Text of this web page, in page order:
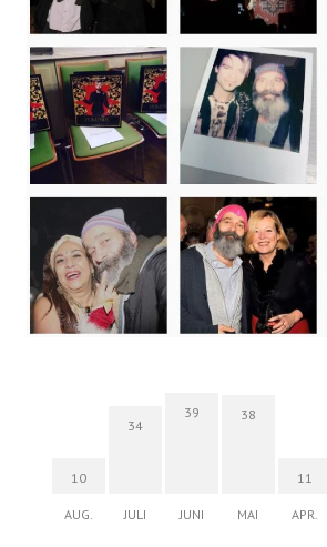
10
AUG.
34
JULI
39
JUNI
38
MAI
11
APR.